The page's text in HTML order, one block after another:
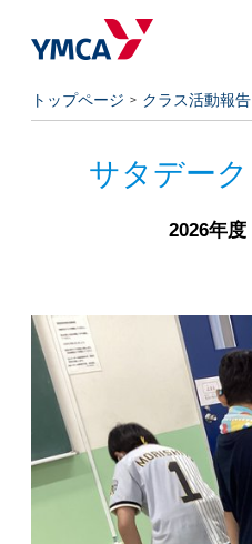
トップページ クラス活動報告
サタデー
2026年度